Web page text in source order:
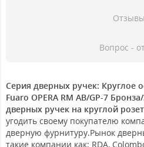
Отзывы
Вопрос -
Серия дверных ручек: Круглое
Fuaro OPERA RM AB/GP-7
дверных ручек на круглой
угодить своему покупателю
дверную фурнитуру.Рынок
такие компании как: RDA,